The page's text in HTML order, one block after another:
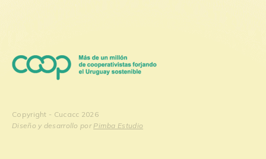
Copyright - Cucacc 2026
Diseño y desarrollo por Pimba Estudio